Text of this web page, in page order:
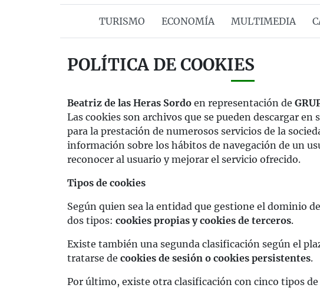
TURISMO ECONOMÍA MULTIMEDIA
POLÍTICA DE COOKIES
Beatriz de las Heras Sordo en representación de
Las cookies son archivos que se pueden descargar
para la prestación de numerosos servicios de la
información sobre los hábitos de navegación de un
reconocer al usuario y mejorar el servicio ofrecido.
Tipos de cookies
Según quien sea la entidad que gestione el dominio
dos tipos: cookies propias y cookies de terceros.
Existe también una segunda clasificación según el
tratarse de cookies de sesión o cookies persistentes.
Por último, existe otra clasificación con cinco tipos